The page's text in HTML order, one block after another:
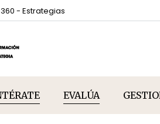
- Estrategias
EVALÚA